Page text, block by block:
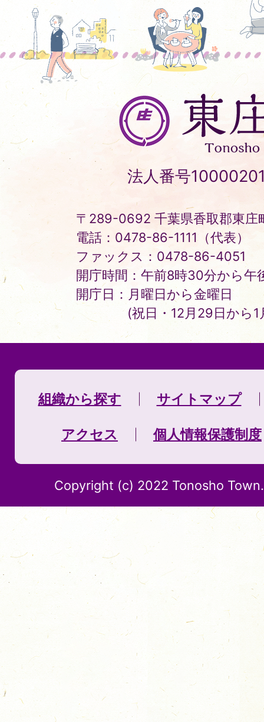
東
庄
町
Tonosho
Town
法人番号
〒289-0692 千葉県香取郡東庄
電話：0478-86-1111（代表）
ファックス：0478-86-4051
開庁時間：午前8時30分から午
開庁日：月曜日から金曜日
(祝日・12月29日から
組織から探す サイトマップ
アクセス 個人情報保護制度
Copyright (c) 2022 Tonosho